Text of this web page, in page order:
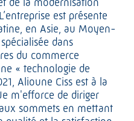
de la modernisation
est présente
en Asie, au Moyen-
dans
du commerce
« technologie de
Alioune Ciss est à la
m'efforce de diriger
sommets en mettant